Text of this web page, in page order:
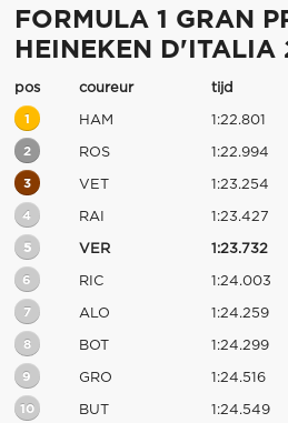
FORMULA 1 GRAN
HEINEKEN D'ITALIA
pos coureur tijd
1 HAM 1:22.801
2 ROS 1:22.994
3 VET 1:23.254
4 RAI 1:23.427
5 VER 1:23.732
6 RIC 1:24.003
7 ALO 1:24.259
8 BOT 1:24.299
9 GRO 1:24.516
10 BUT 1:24.549